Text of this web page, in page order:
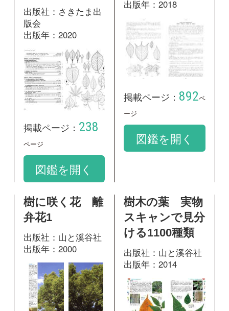
掲載ページ： 238
ページ
図鑑を開く
図鑑を開く
樹に咲く花 離
弁花1
出版社：山と溪谷社
出版年：2000
284
ページ
図鑑を開く
樹木の葉 実物
スキャンで見分
ける1100種類
出版社：山と溪谷社
出版年：2014
掲載ページ：312ペ
図鑑を開く
神奈川県植物誌
2001
出版社：神奈川県立
生命の星・地球博物